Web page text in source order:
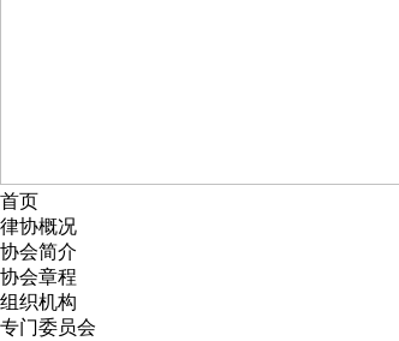
首页
律协概况
协会简介
协会章程
组织机构
专门委员会